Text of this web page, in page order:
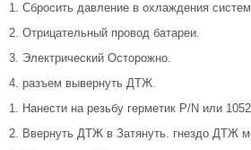
1. Сбросить давление в охлаждения
2. Отрицательный провод батареи.
3. Электрический Осторожно.
4. разъем вывернуть ДТЖ.
1. Нанести на резьбу герметик P/N или
2. Ввернуть ДТЖ в Затянуть. гнездо ДТЖ